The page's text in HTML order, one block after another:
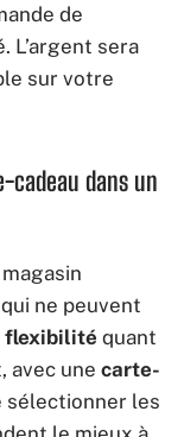
de
L’argent sera
sur votre
cadeau dans un
ne peuvent
flexibilité quant
avec une carte-
sélectionner les